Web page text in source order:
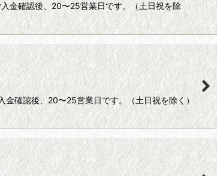
金確認後、20〜25営業日です。（土日祝を除
確認後、20〜25営業日です。（土日祝を除く）